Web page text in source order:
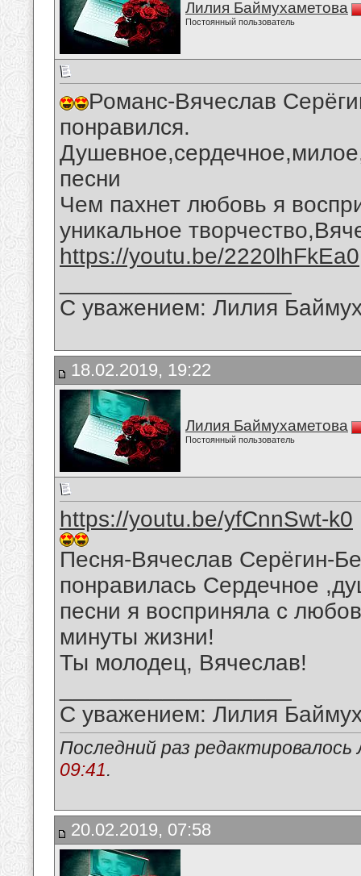
Лилия Баймухаметова
Постоянный пользователь
Романс-Вячеслав
понравился.
песни
Чем пахнет любовь я
уникальное
https://youtu.be/2220lhFkEa0
С уважением: Лилия
18.02.2019, 19:22
Лилия Баймухаметова
Постоянный пользователь
https://youtu.be/yfCnnSwt-k0
Песня-Вячеслав Серёгин-
понравилась Сердечное
песни я восприняла с
минуты жизни!
Ты молодец, Вячеслав!
С уважением: Лилия
Последний раз
09:41.
20.02.2019, 07:58